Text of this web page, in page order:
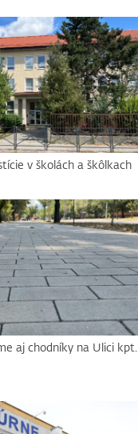
v školách a škôlkach
aj chodníky na Ulici kpt.